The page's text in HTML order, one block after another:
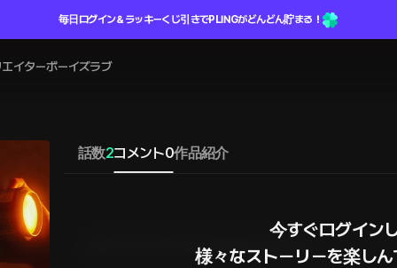
毎日ログイン＆ラッキーくじ引きでPLINGがどんどん貯まる！
イターボーイズラブ
話数2コメント0作品紹介
今すぐログイン
様々なストーリーを楽し
ログインしてからコメントを作成してください